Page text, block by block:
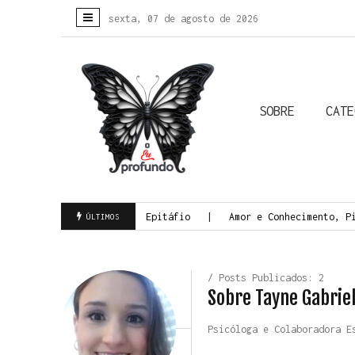
sexta, 07 de agosto de 2026
SOBRE
ÚLTIMOS
Morte Consciente Epitáfio Amor e Conhecimento,
/ Posts Publicados: 2
Sobre Tayne
Psicóloga e Colaboradora